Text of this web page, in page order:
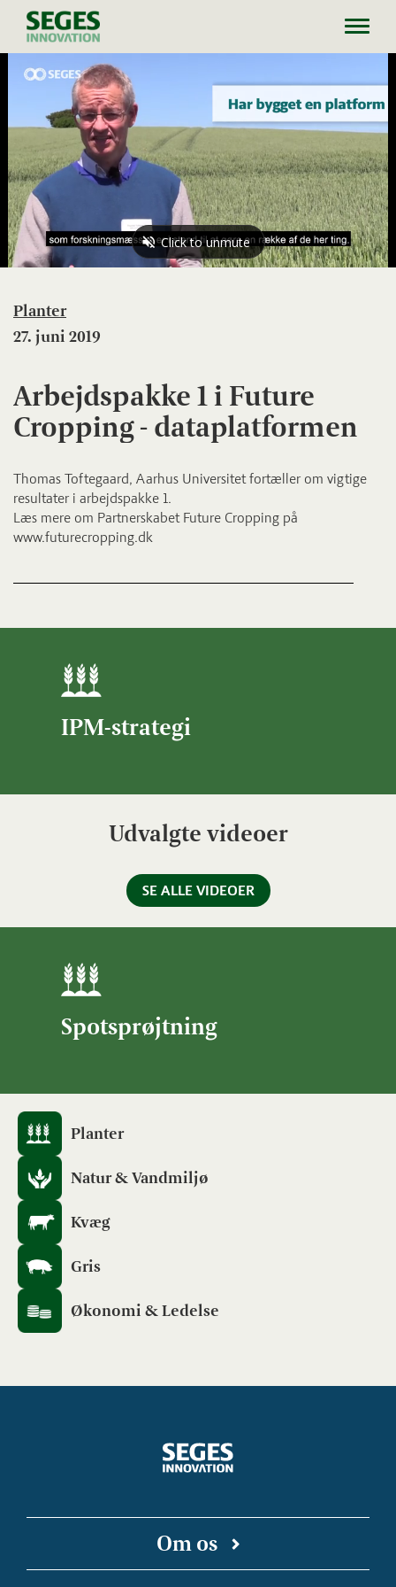
Planter
27. juni 2019
Arbejdspakke 1 i Future
Cropping - dataplatformen
Thomas Toftegaard, Aarhus Universitet fortæller om vigtige
resultater i arbejdspakke 1.
Læs mere om Partnerskabet Future Cropping på
www.futurecropping.dk
IPM-strategi
Udvalgte videoer
SE ALLE VIDEOER
Spotsprøjtning
Planter
Natur & Vandmiljø
Kvæg
Gris
Økonomi & Ledelse
Om os